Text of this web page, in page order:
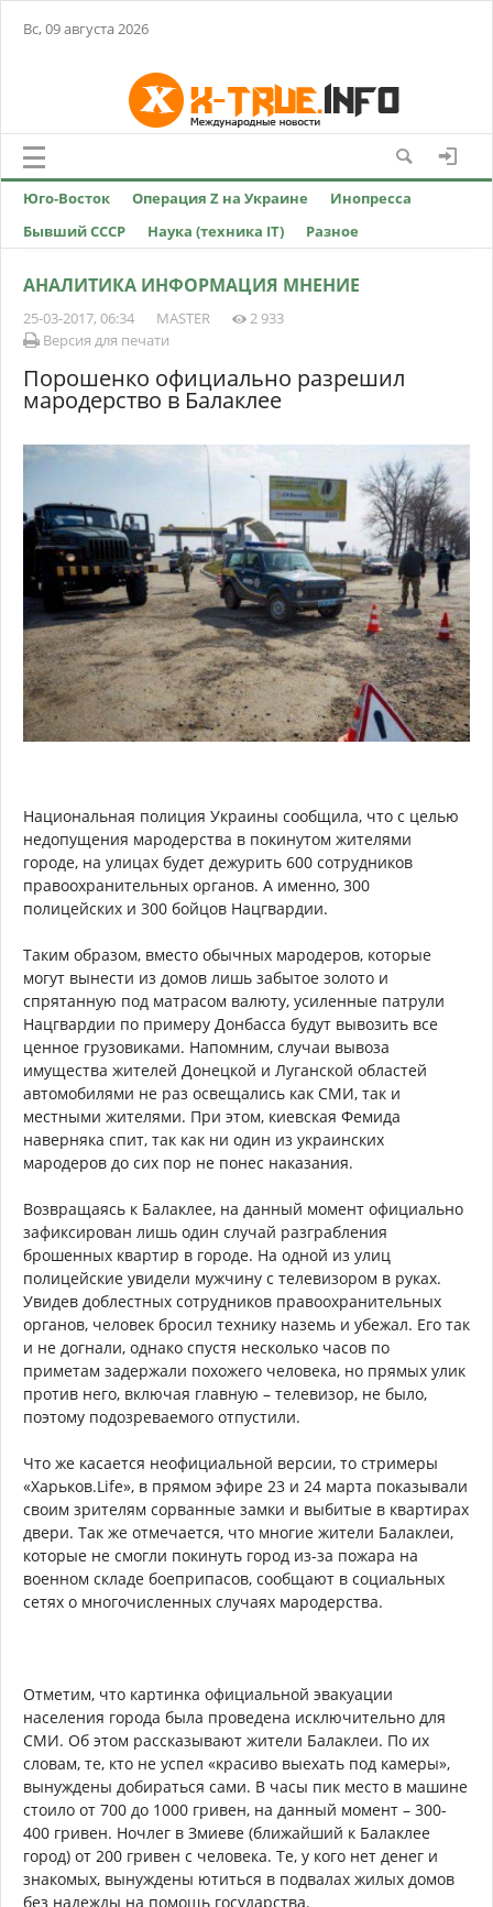
Вс, 09 августа 2026
Юго-Восток Операция Z на Украине
Инопресса
Бывший СССР
Наука (техника IT) Разное
АНАЛИТИКА ИНФОРМАЦИЯ МНЕНИЕ
25-03-2017, 06:34 MASTER
2 933
Версия для печати
Порошенко официально разрешил
мародерство в Балаклее
Национальная полиция Украины сообщила, что с целью
недопущения мародерства в покинутом жителями
городе, на улицах будет дежурить 600 сотрудников
правоохранительных органов. А именно, 300
полицейских и 300 бойцов Нацгвардии.
Таким образом, вместо обычных мародеров, которые
могут вынести из домов лишь забытое золото и
спрятанную под матрасом валюту, усиленные патрули
Нацгвардии по примеру Донбасса будут вывозить все
ценное грузовиками. Напомним, случаи вывоза
имущества жителей Донецкой и Луганской областей
автомобилями не раз освещались как СМИ, так и
местными жителями. При этом, киевская Фемида
наверняка спит, так как ни один из украинских
мародеров до сих пор не понес наказания.
Возвращаясь к Балаклее, на данный момент официально
зафиксирован лишь один случай разграбления
брошенных квартир в городе. На одной из улиц
полицейские увидели мужчину с телевизором в руках.
Увидев доблестных сотрудников правоохранительных
органов, человек бросил технику наземь и убежал. Его так
и не догнали, однако спустя несколько часов по
приметам задержали похожего человека, но прямых улик
против него, включая главную – телевизор, не было,
поэтому подозреваемого отпустили.
Что же касается неофициальной версии, то стримеры
«Харьков.Life», в прямом эфире 23 и 24 марта показывали
своим зрителям сорванные замки и выбитые в квартирах
двери. Так же отмечается, что многие жители Балаклеи,
которые не смогли покинуть город из-за пожара на
военном складе боеприпасов, сообщают в социальных
сетях о многочисленных случаях мародерства.
Отметим, что картинка официальной эвакуации
населения города была проведена исключительно для
СМИ. Об этом рассказывают жители Балаклеи. По их
словам, те, кто не успел «красиво выехать под камеры»,
вынуждены добираться сами. В часы пик место в машине
стоило от 700 до 1000 гривен, на данный момент – 300-
400 гривен. Ночлег в Змиеве (ближайший к Балаклее
город) от 200 гривен с человека. Те, у кого нет денег и
знакомых, вынуждены ютиться в подвалах жилых домов
без надежды на помощь государства.